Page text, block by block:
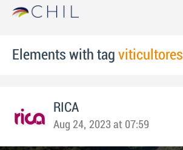
Elements with tag viticultores
RICA
Aug 24, 2023 at 07:59